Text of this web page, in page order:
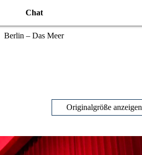
Chat
Berlin – Das Meer
Originalgröße anzeigen